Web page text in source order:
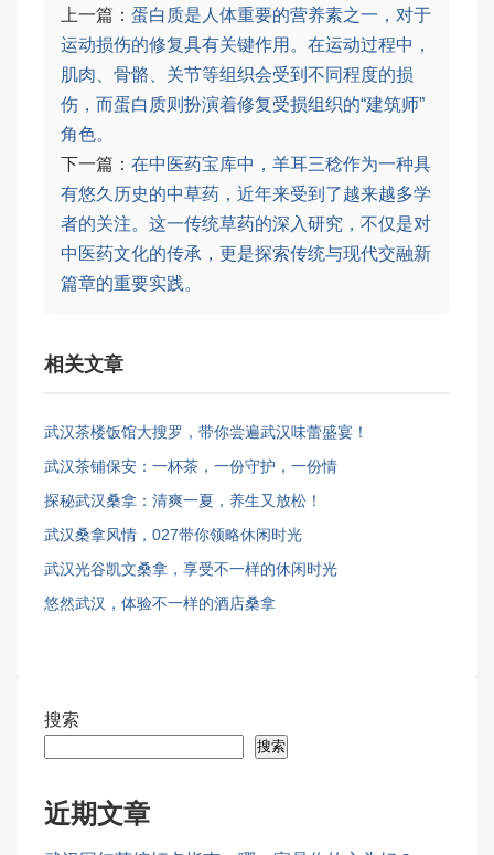
上一篇： 蛋白质是人体重要的营养素之一，对于
运动损伤的修复具有关键作用。在运动过程中，
肌肉、骨骼、关节等组织会受到不同程度的损
伤，而蛋白质则扮演着修复受损组织的“建筑师”
角色。
下一篇： 在中医药宝库中，羊耳三稔作为一种具
有悠久历史的中草药，近年来受到了越来越多学
者的关注。这一传统草药的深入研究，不仅是对
中医药文化的传承，更是探索传统与现代交融新
篇章的重要实践。
相关文章
武汉茶楼饭馆大搜罗，带你尝遍武汉味蕾盛宴！
武汉茶铺保安：一杯茶，一份守护，一份情
探秘武汉桑拿：清爽一夏，养生又放松！
武汉桑拿风情，027带你领略休闲时光
武汉光谷凯文桑拿，享受不一样的休闲时光
悠然武汉，体验不一样的酒店桑拿
搜索
搜索
近期文章